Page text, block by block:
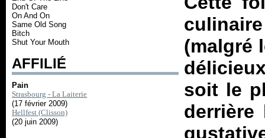
Don't Care
On And On
Same Old Song
Bitch
Shut Your Mouth
AFFILIÉ
Pain
Strasbourg - La Laiterie
(17 février 2009)
Hellfest (Clisson)
(20 juin 2009)
(malgré
soit le
derrière